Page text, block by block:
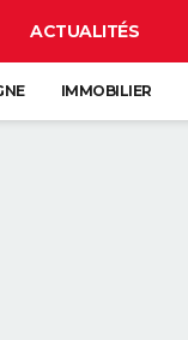
ACTUALITÉS
IMMOBILIER